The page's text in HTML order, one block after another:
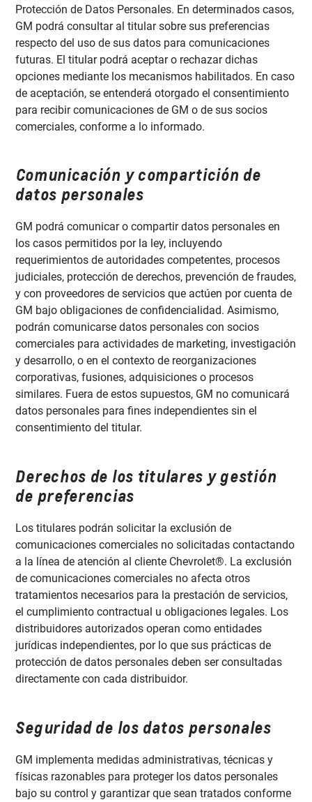
Protección de Datos Personales. En determinados casos,
GM podrá consultar al titular sobre sus preferencias
respecto del uso de sus datos para comunicaciones
futuras. El titular podrá aceptar o rechazar dichas
opciones mediante los mecanismos habilitados. En caso
de aceptación, se entenderá otorgado el consentimiento
para recibir comunicaciones de GM o de sus socios
comerciales, conforme a lo informado.
Comunicación y compartición de
datos personales
GM podrá comunicar o compartir datos personales en
los casos permitidos por la ley, incluyendo
requerimientos de autoridades competentes, procesos
judiciales, protección de derechos, prevención de fraudes,
y con proveedores de servicios que actúen por cuenta de
GM bajo obligaciones de confidencialidad. Asimismo,
podrán comunicarse datos personales con socios
comerciales para actividades de marketing, investigación
y desarrollo, o en el contexto de reorganizaciones
corporativas, fusiones, adquisiciones o procesos
similares. Fuera de estos supuestos, GM no comunicará
datos personales para fines independientes sin el
consentimiento del titular.
Derechos de los titulares y gestión
de preferencias
Los titulares podrán solicitar la exclusión de
comunicaciones comerciales no solicitadas contactando
a la línea de atención al cliente Chevrolet®. La exclusión
de comunicaciones comerciales no afecta otros
tratamientos necesarios para la prestación de servicios,
el cumplimiento contractual u obligaciones legales. Los
distribuidores autorizados operan como entidades
jurídicas independientes, por lo que sus prácticas de
protección de datos personales deben ser consultadas
directamente con cada distribuidor.
Seguridad de los datos personales
GM implementa medidas administrativas, técnicas y
físicas razonables para proteger los datos personales
bajo su control y garantizar que sean tratados conforme